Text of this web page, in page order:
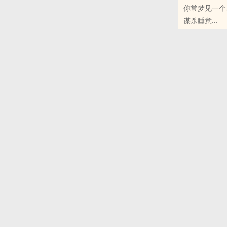
困意是一座桥
——
你常梦见一个
谋杀睡意